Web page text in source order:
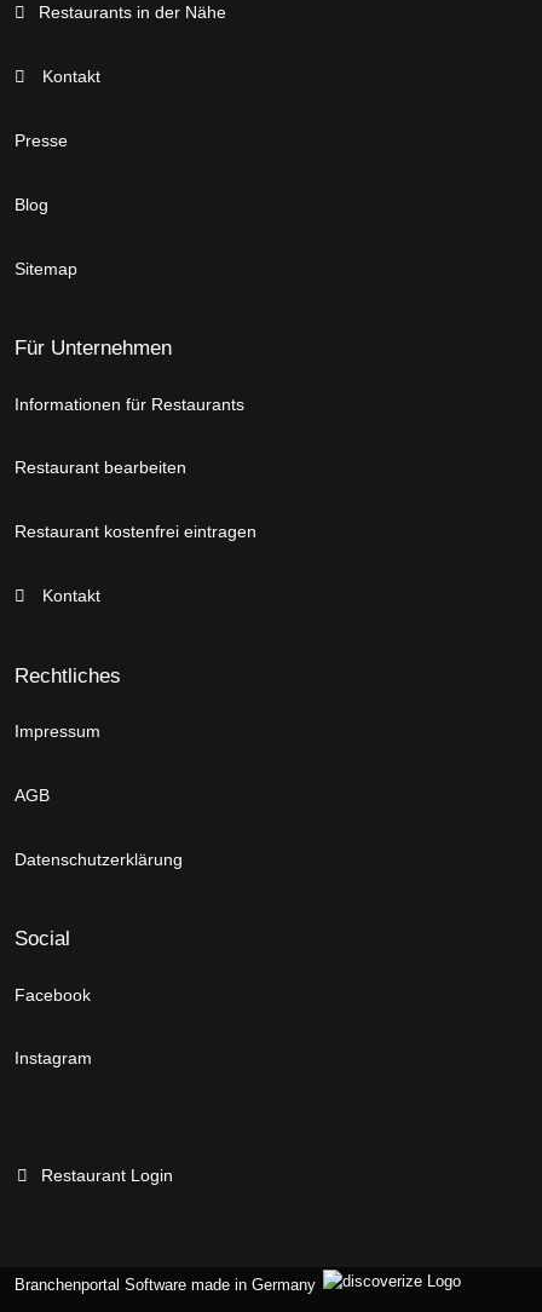
Restaurants in der Nähe
Kontakt
Presse
Blog
Sitemap
Für Unternehmen
Informationen für Restaurants
Restaurant bearbeiten
Restaurant kostenfrei eintragen
Kontakt
Rechtliches
Impressum
AGB
Datenschutzerklärung
Social
Facebook
Instagram
Restaurant Login
Branchenportal Software made in Germany